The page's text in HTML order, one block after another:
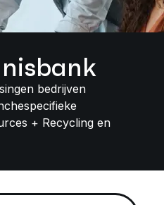
bedrijven
+ Recycling en